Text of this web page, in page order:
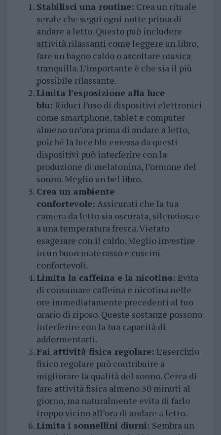
Stabilisci una routine: Crea un rituale
serale che segui ogni notte prima di
andare a letto. Questo può includere
attività rilassanti come leggere un libro,
fare un bagno caldo o ascoltare musica
tranquilla. L’importante è che sia il più
possibile rilassante.
Limita l’esposizione alla luce
blu: Riduci l’uso di dispositivi elettronici
come smartphone, tablet e computer
almeno un’ora prima di andare a letto,
poiché la luce blu emessa da questi
dispositivi può interferire con la
produzione di melatonina, l’ormone del
sonno. Meglio un bel libro.
Crea un ambiente
confortevole: Assicurati che la tua
camera da letto sia oscurata, silenziosa e
a una temperatura fresca. Vietato
esagerare con il caldo. Meglio investire
in un buon materasso e cuscini
confortevoli.
Limita la caffeina e la nicotina: Evita
di consumare caffeina e nicotina nelle
ore immediatamente precedenti al tuo
orario di riposo. Queste sostanze possono
interferire con la tua capacità di
addormentarti.
Fai attività fisica regolare: L’esercizio
fisico regolare può contribuire a
migliorare la qualità del sonno. Cerca di
fare attività fisica almeno 30 minuti al
giorno, ma naturalmente evita di farlo
troppo vicino all’ora di andare a letto.
Limita i sonnellini diurni: Sembra un